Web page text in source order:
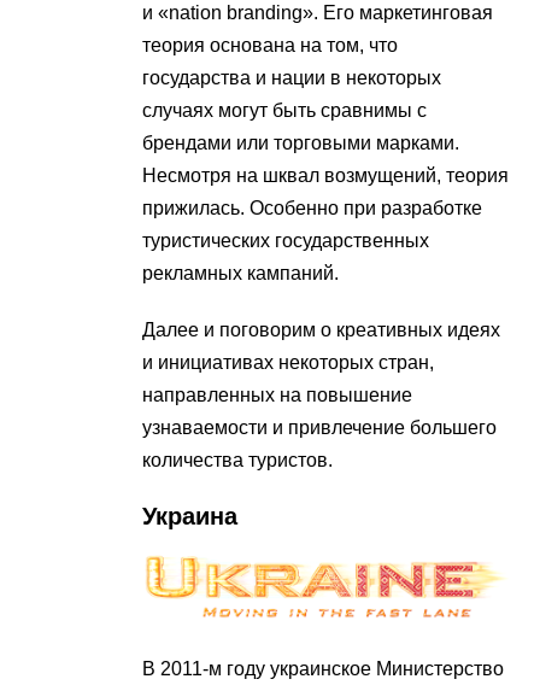
и «nation branding». Его маркетинговая
теория основана на том, что
государства и нации в некоторых
случаях могут быть сравнимы с
брендами или торговыми марками.
Несмотря на шквал возмущений, теория
прижилась. Особенно при разработке
туристических государственных
рекламных кампаний.
Далее и поговорим о креативных идеях
и инициативах некоторых стран,
направленных на повышение
узнаваемости и привлечение большего
количества туристов.
Украина
В 2011-м году украинское Министерство